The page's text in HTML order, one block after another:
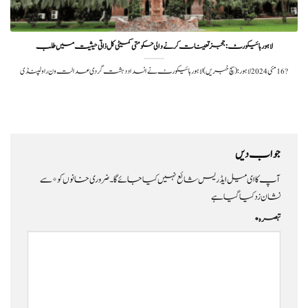
لاہور ہائیکورٹ: ججز تعینات کرنے والی حکومتی کمیٹی کل ذاتی حیثیت میں طلب
?️ 16 مئی 2024لاہور: (سچ خبریں) لاہور ہائیکورٹ نے انسداد دہشت گردی عدالت ون راولپنڈی
جواب دیں
آپ کا ای میل ایڈریس شائع نہیں کیا جائے گا۔ضروری خانوں کو*سے
نشان زد کیا گیا ہے
تبصرہ*